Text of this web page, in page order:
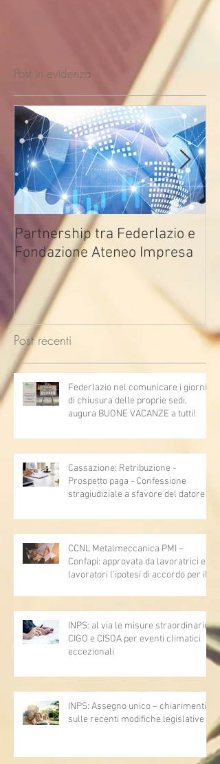
Post in evidenza
Partnership tra Federlazio e
Fondazione Ateneo Impresa
Post recenti
Federlazio nel comunicare i giorni
di chiusura delle proprie sedi,
augura BUONE VACANZE a tutti!
Cassazione: Retribuzione -
Prospetto paga - Confessione
stragiudiziale a sfavore del datore di
articoli 1362, 2697, 2730, 2732, 2734
e 2735)
CCNL Metalmeccanica PMI –
Confapi: approvata da lavoratrici e
lavoratori l’ipotesi di accordo per il
INPS: al via le misure straordinarie
CIGO e CISOA per eventi climatici
eccezionali
INPS: Assegno unico – chiarimenti
sulle recenti modifiche legislative